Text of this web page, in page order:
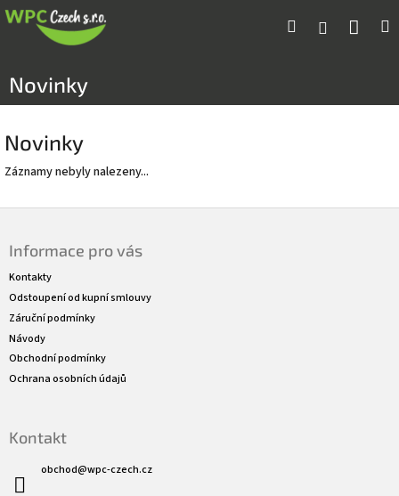
Přejít
na
Hledat Přihlášení
Novinky
Novinky
Záznamy nebyly nalezeny...
Informace pro vás
Kontakty
Odstoupení od kupní smlouvy
Záruční podmínky
Návody
Obchodní podmínky
Ochrana osobních údajů
Kontakt
obchod@wpc-czech.cz